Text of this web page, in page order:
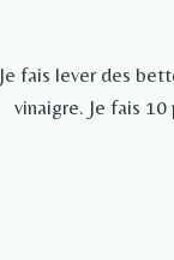
Je fais lever des
vinaigre. Je fais